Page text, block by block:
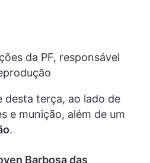
da PF, responsável
terça, ao lado de
e munição, além de um
.
Barbosa das